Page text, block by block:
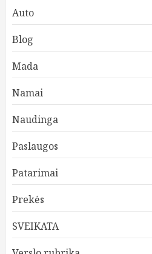
Auto
Blog
Mada
Namai
Naudinga
Paslaugos
Patarimai
Prekės
SVEIKATA